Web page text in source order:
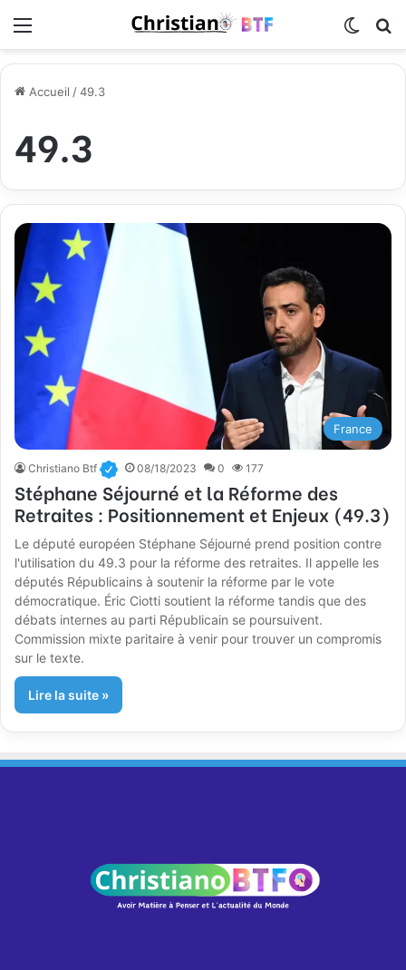
Accueil /49.3
49.3
France
Christiano Btf 08/18/2023 0 177
Stéphane Séjourné et la Réforme des
Retraites : Positionnement et Enjeux (49.3)
Le député européen Stéphane Séjourné prend position contre
l'utilisation du 49.3 pour la réforme des retraites. Il appelle les
députés Républicains à soutenir la réforme par le vote
démocratique. Éric Ciotti soutient la réforme tandis que des
débats internes au parti Républicain se poursuivent.
Commission mixte paritaire à venir pour trouver un compromis
sur le texte.
Lire la suite »